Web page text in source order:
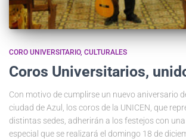
CORO UNIVERSITARIO CULTURALES
Coros Universitarios,
Con motivo de cumplirse un nuevo aniversario
ciudad de Azul, los coros de la UNICEN, que
distintas sedes, adherirán a los festejos con
especial que se realizará el domingo 18 de